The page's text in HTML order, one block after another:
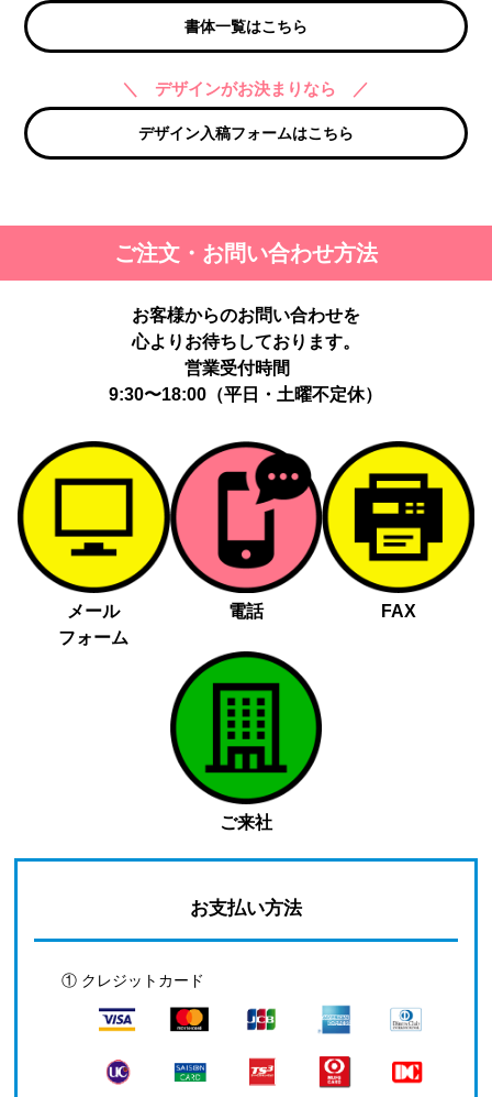
書体一覧はこちら
＼ デザインがお決まりなら ／
デザイン入稿フォームはこちら
ご注文・お問い合わせ方法
お客様からのお問い合わせを
心よりお待ちしております。
営業受付時間
9:30〜18:00（平日・土曜不定休）
メール
フォーム
電話 FAX
ご来社
お支払い方法
① クレジットカード